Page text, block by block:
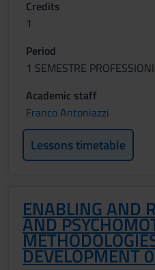
Credits
1
Period
1 SEMESTRE
Academic staff
Franco Antoniazzi
Lessons timetable
ENABLING AND
AND
DEVELOPMENT